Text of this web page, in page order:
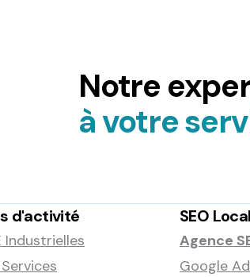
Notre
à votre
d'activité
Industrielles
Services
SEO Local
Agence
Google